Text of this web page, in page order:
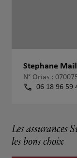
Stephane
N° Orias :
06 18 96 59
Les assurances
les bons choix